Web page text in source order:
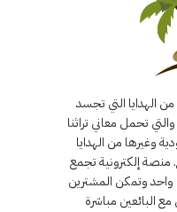
الهدايا التي تجسد
تحمل معاني تراثنا
وغيرها من الهدايا
منصة إلكترونية تجمع
واحد وتمكن المشترين
البائعين مباشرة